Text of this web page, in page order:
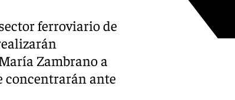
ferroviario de
Zambrano a
concentrarán ante